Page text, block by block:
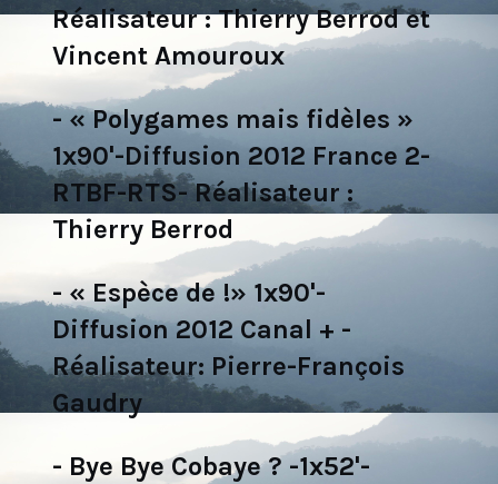
Réalisateur : Thierry Berrod et
Vincent Amouroux
- « Polygames mais fidèles »
1x90'-Diffusion 2012 France 2-
RTBF-RTS- Réalisateur :
Thierry Berrod
- « Espèce de !» 1x90'-
Diffusion 2012 Canal + -
Réalisateur: Pierre-François
Gaudry
- Bye Bye Cobaye ? -1x52'-